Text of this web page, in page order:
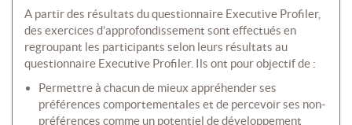
A partir des résultats du questionnaire Executive Profiler,
des exercices d’approfondissement sont effectués en
regroupant les participants selon leurs résultats au
questionnaire Executive Profiler. Ils ont pour objectif de :
Permettre à chacun de mieux appréhender ses
préférences comportementales et de percevoir ses non-
préférences comme un potentiel de développement